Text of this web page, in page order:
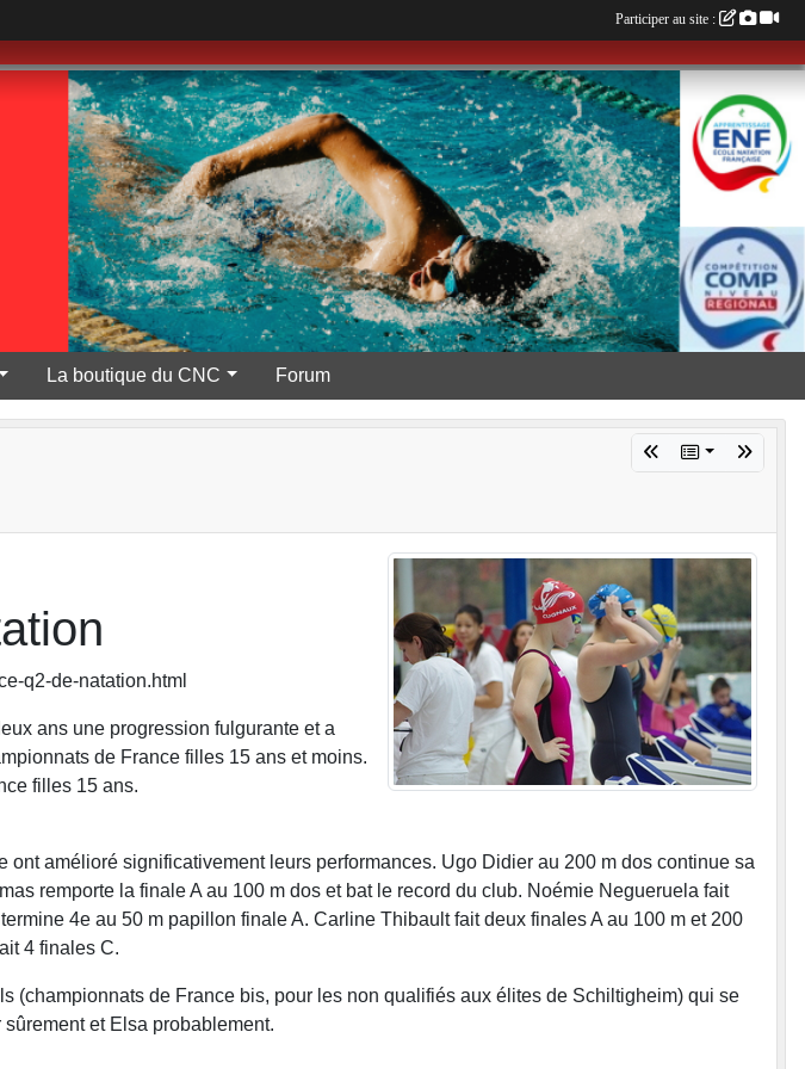
La boutique du CNC Forum
q2-de-natation.html
ans une progression fulgurante et a
de France filles 15 ans et moins.
filles 15 ans.
amélioré significativement leurs performances. Ugo Didier au 200 m dos continue sa
remporte la finale A au 100 m dos et bat le record du club. Noémie Negueruela fait
4e au 50 m papillon finale A. Carline Thibault fait deux finales A au 100 m et 200
4 finales C.
(championnats de France bis, pour les non qualifiés aux élites de Schiltigheim) qui se
et Elsa probablement.
Participer au site :